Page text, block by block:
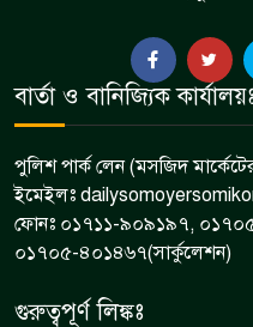
বার্তা ও বানিজ্যিক
পুলিশ পার্ক লেন (মসজিদ
ইমেইলঃ
ফোনঃ ০১৭১১-৯০৯১৯৭, ০১৭০৫-
০১৭০৫-৪০১৪৬৭(সার্কুলেশন)
গুরুত্বপূর্ণ লিঙ্কঃ